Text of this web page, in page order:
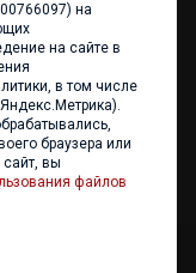
защищены
на
на сайте в
в том числе
браузера или
сайт, вы
файлов